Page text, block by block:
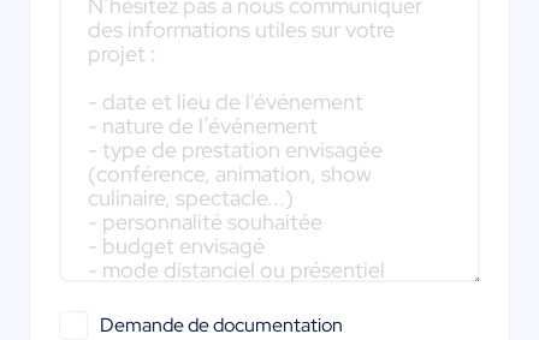
Demande de documentation